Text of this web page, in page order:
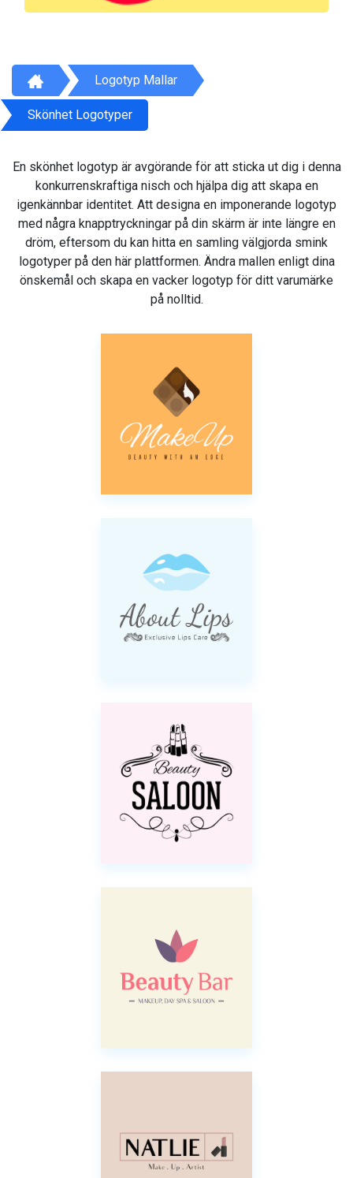
Logotyp Mallar
Skönhet Logotyper
En skönhet logotyp är avgörande för att sticka ut dig i denna
konkurrenskraftiga nisch och hjälpa dig att skapa en
igenkännbar identitet. Att designa en imponerande logotyp
med några knapptryckningar på din skärm är inte längre en
dröm, eftersom du kan hitta en samling välgjorda smink
logotyper på den här plattformen. Ändra mallen enligt dina
önskemål och skapa en vacker logotyp för ditt varumärke
på nolltid.